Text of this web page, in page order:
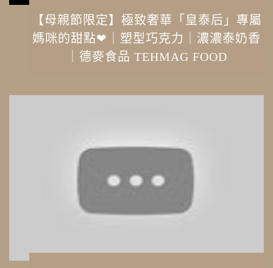
【母親節限定】極致奢華「皇泰后」專屬
媽咪的甜點❤｜塑型巧克力｜濃濃泰奶香
｜德麥食品 TEHMAG FOOD